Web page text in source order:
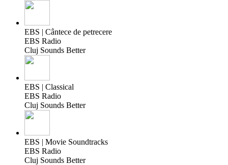
EBS | Cântece de petrecere
EBS Radio
Cluj Sounds Better
EBS | Classical
EBS Radio
Cluj Sounds Better
EBS | Movie Soundtracks
EBS Radio
Cluj Sounds Better